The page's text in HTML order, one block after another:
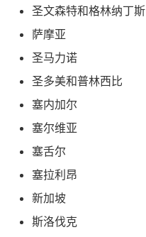
圣文森特和格林纳丁斯
萨摩亚
圣马力诺
圣多美和普林西比
塞内加尔
塞尔维亚
塞舌尔
塞拉利昂
新加坡
斯洛伐克